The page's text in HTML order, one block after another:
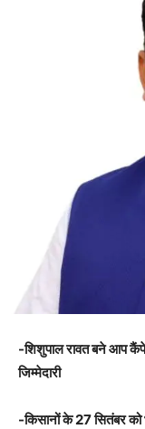
-शिशुपाल रावत बने आप
जिम्मेदारी
-किसानों के 27 सितंबर को